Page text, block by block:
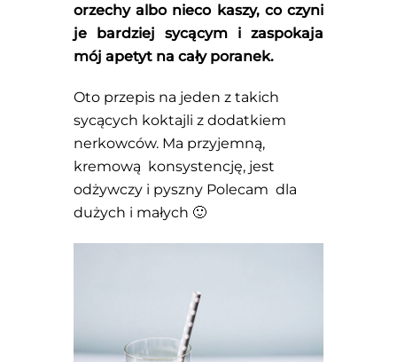
orzechy albo nieco kaszy, co czyni
je bardziej sycącym i zaspokaja
mój apetyt na cały poranek.
Oto przepis na jeden z takich
sycących koktajli z dodatkiem
nerkowców. Ma przyjemną,
kremową konsystencję, jest
odżywczy i pyszny Polecam dla
dużych i małych 🙂